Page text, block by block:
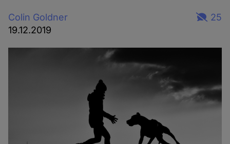
Colin Goldner
19.12.2019
25